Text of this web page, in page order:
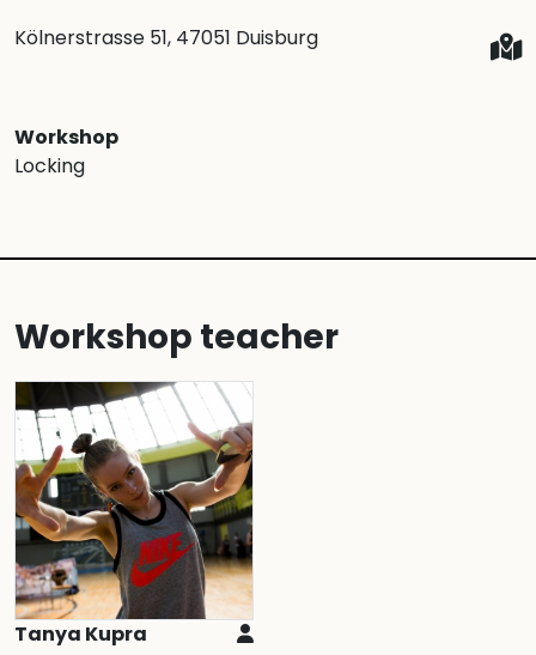
Kölnerstrasse 51, 47051 Duisburg
Workshop
Locking
Workshop teacher
Tanya Kupra